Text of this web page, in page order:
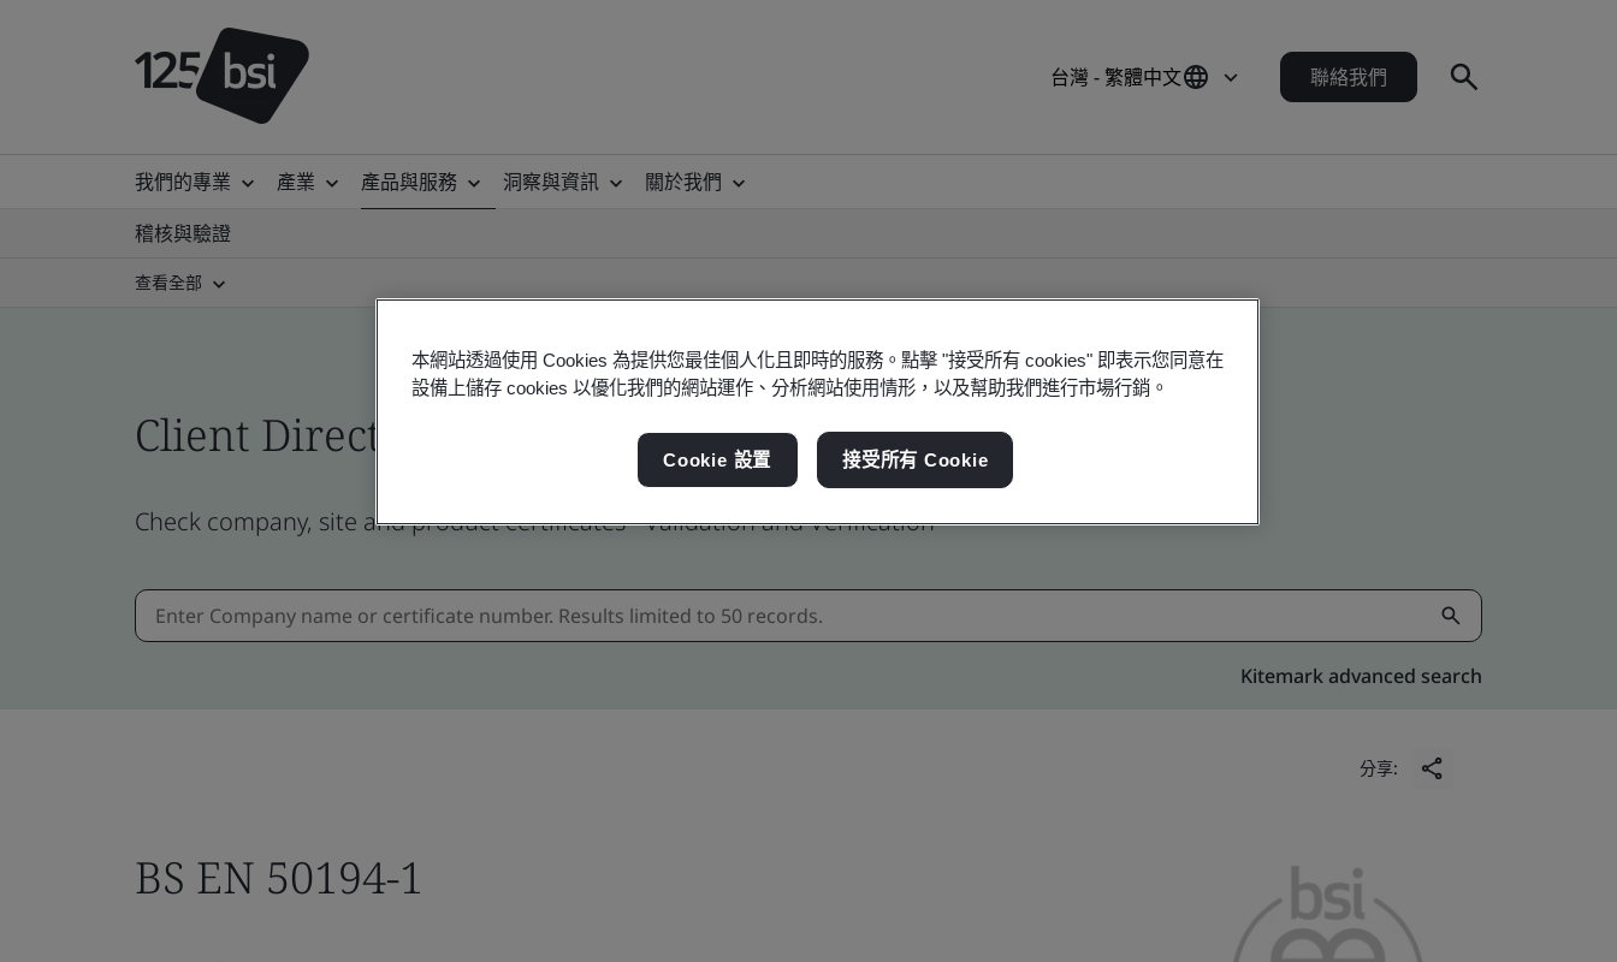
台灣 - 繁體中文 聯絡我們
我們的專業 產業 產品與服務 洞察與資訊
關於我們
稽核與驗證
查看全部
Client Directory certificate
Check company, site and product certificates - Validation and Verification
Kitemark advanced search
分享:
BS EN 50194-1
本網站透過使用 Cookies 為提供您最佳個人化且即時的服務。點擊 "接受所有 cookies" 即表示您同意在
設備上儲存 cookies 以優化我們的網站運作、分析網站使用情形，以及幫助我們進行市場行銷。
Cookie 設置 接受所有 Cookie